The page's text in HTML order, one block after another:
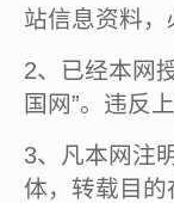
站信息资料
2、已经本网
国网”。违反
3、凡本网注
体，转载目